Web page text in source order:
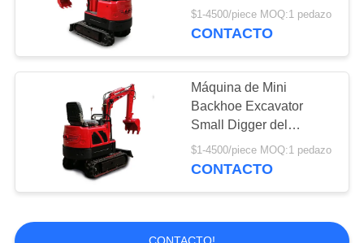
$1-4500/piece MOQ:1 pedazo
CONTACTO
Máquina de Mini
Backhoe Excavator
Small Digger del
excavador de Mini
Crawler Excavator
$1-4500/piece MOQ:1 pedazo
CONTACTO
CONTACTO!